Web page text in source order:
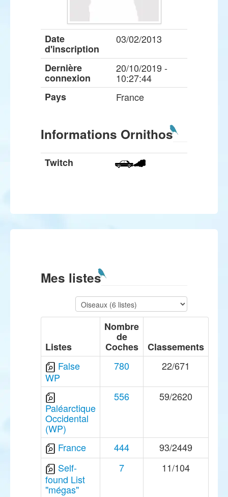
Date
d'inscription
03/02/2013
Dernière
connexion
20/10/2019 -
10:27:44
Pays
France
Informations Ornithos
Twitch
Mes listes
Listes
Nombre
de
Coches
Classements
False
WP
780 22/671
Paléarctique
Occidental
(WP)
556 59/2620
France 444
93/2449
Self-
found List
"mégas"
7 11/104